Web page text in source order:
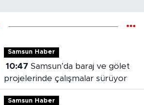
Samsun Haber
10:47
projelerinde çalışmalar sürüyor
Samsun Haber